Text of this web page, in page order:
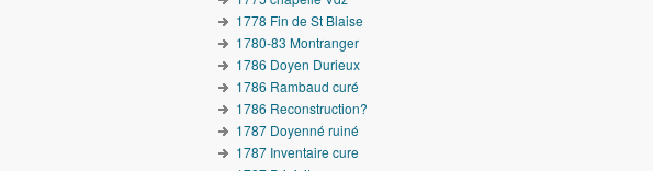
1778 Fin de St Blaise
1780-83 Montranger
1786 Doyen Durieux
1786 Rambaud curé
1786 Reconstruction?
1787 Doyenné ruiné
1787 Inventaire cure